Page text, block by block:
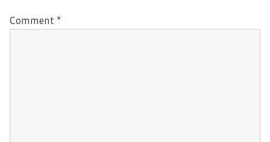
Comment *